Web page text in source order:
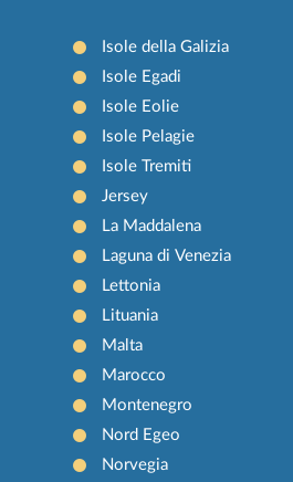
Isole della Galizia
Isole Egadi
Isole Eolie
Isole Pelagie
Isole Tremiti
Jersey
La Maddalena
Laguna di Venezia
Lettonia
Lituania
Malta
Marocco
Montenegro
Nord Egeo
Norvegia